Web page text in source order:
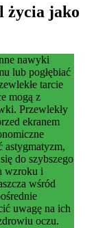
życia jako
nawyki
lub pogłębiać
tarcie
mogą z
Przewlekły
ekranem
astygmatyzm,
do szybszego
wzroku i
wśród
uwagę na ich
oczu.